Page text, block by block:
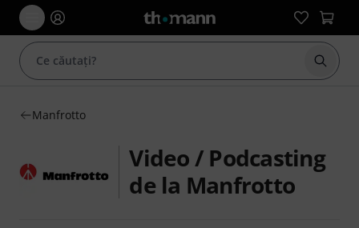
Manfrotto
Video / Podcasting
de la Manfrotto